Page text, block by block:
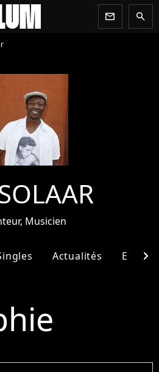
newsletter search
Musicien
Actualités chevron_right